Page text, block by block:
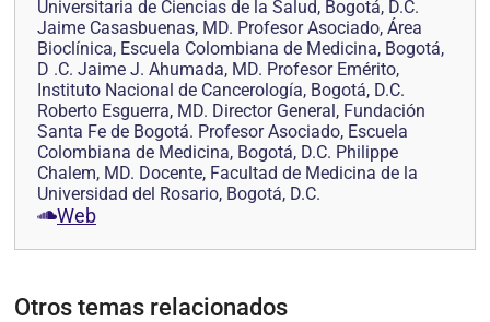
Universitaria de Ciencias de la Salud, Bogotá, D.C.
Jaime Casasbuenas, MD. Profesor Asociado, Área
Bioclínica, Escuela Colombiana de Medicina, Bogotá,
D .C. Jaime J. Ahumada, MD. Profesor Emérito,
Instituto Nacional de Cancerología, Bogotá, D.C.
Roberto Esguerra, MD. Director General, Fundación
Santa Fe de Bogotá. Profesor Asociado, Escuela
Colombiana de Medicina, Bogotá, D.C. Philippe
Chalem, MD. Docente, Facultad de Medicina de la
Universidad del Rosario, Bogotá, D.C.
Web
Otros temas relacionados